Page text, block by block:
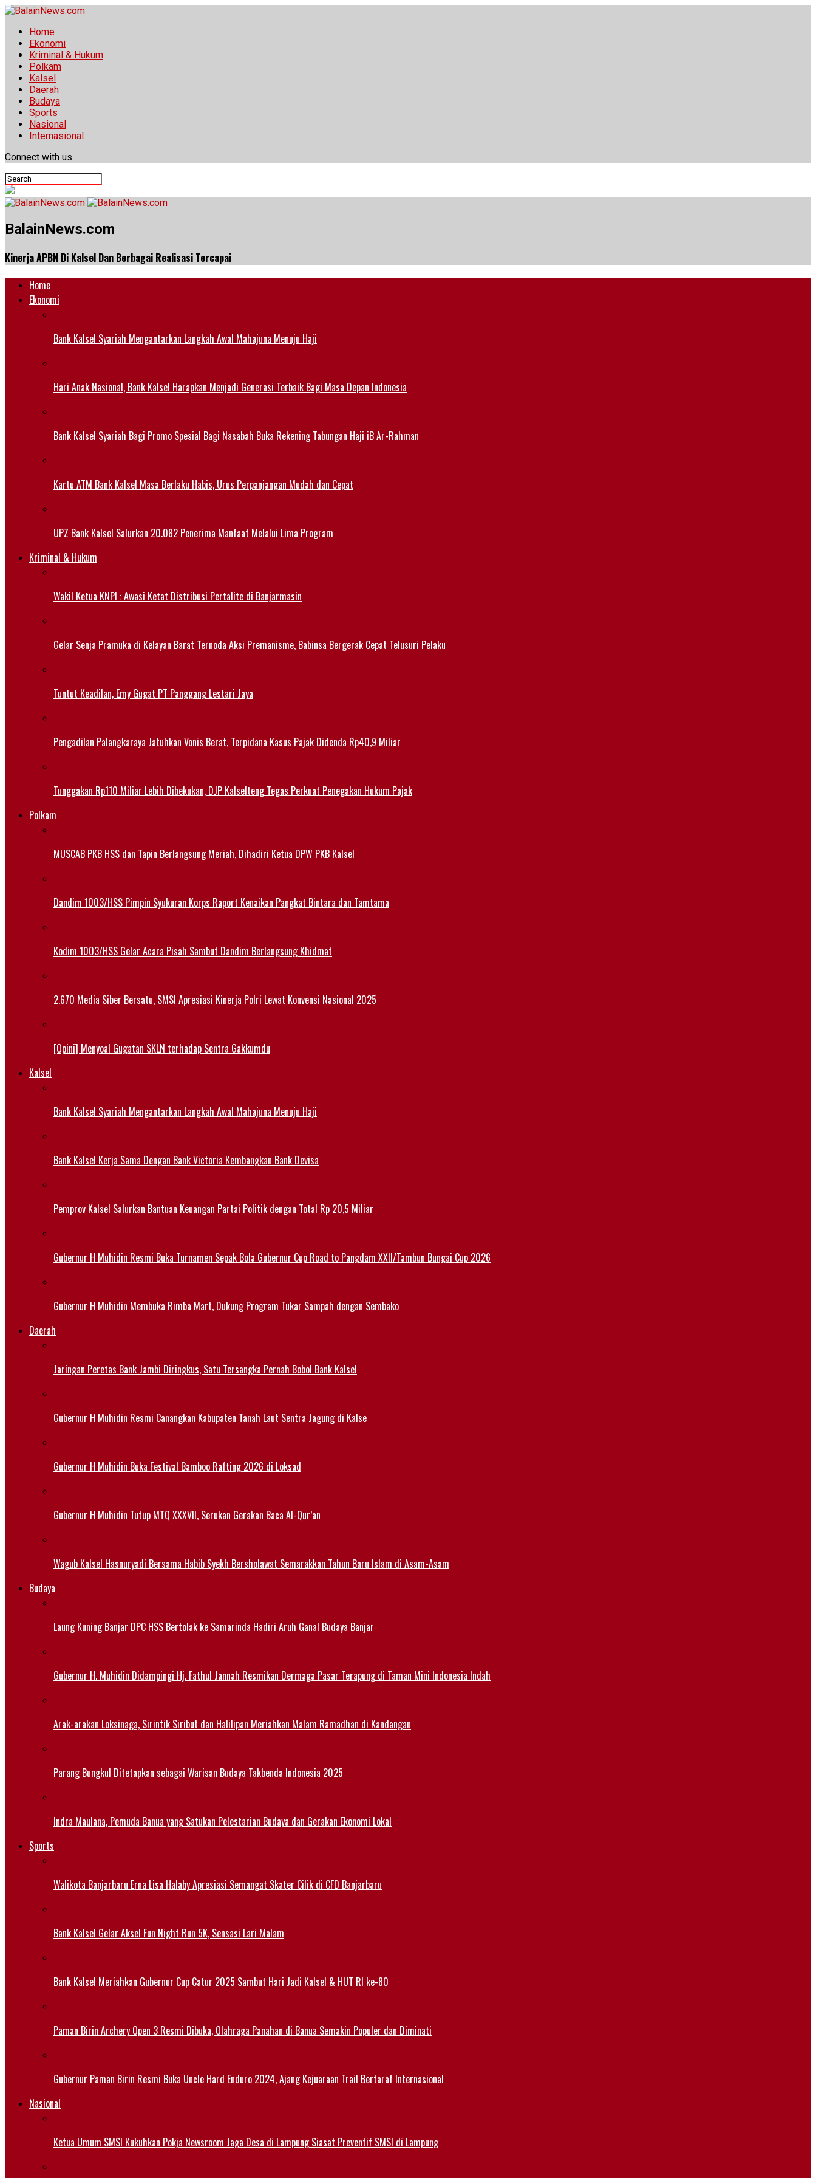
Home
Ekonomi
Kriminal & Hukum
Polkam
Kalsel
Daerah
Budaya
Sports
Nasional
Internasional
Connect with us
BalainNews.com
Kinerja APBN Di Kalsel Dan Berbagai Realisasi Tercapai
Home
Ekonomi
Bank Kalsel Syariah Mengantarkan Langkah Awal Mahajuna Menuju Haji
Hari Anak Nasional, Bank Kalsel Harapkan Menjadi Generasi Terbaik Bagi Masa Depan Indonesia
Bank Kalsel Syariah Bagi Promo Spesial Bagi Nasabah Buka Rekening Tabungan Haji iB Ar-Rahman
Kartu ATM Bank Kalsel Masa Berlaku Habis, Urus Perpanjangan Mudah dan Cepat
UPZ Bank Kalsel Salurkan 20.082 Penerima Manfaat Melalui Lima Program
Kriminal & Hukum
Wakil Ketua KNPI : Awasi Ketat Distribusi Pertalite di Banjarmasin
Gelar Senja Pramuka di Kelayan Barat Ternoda Aksi Premanisme, Babinsa Bergerak Cepat Telusuri Pelaku
Tuntut Keadilan, Emy Gugat PT Panggang Lestari Jaya
Pengadilan Palangkaraya Jatuhkan Vonis Berat, Terpidana Kasus Pajak Didenda Rp40,9 Miliar
Tunggakan Rp110 Miliar Lebih Dibekukan, DJP Kalselteng Tegas Perkuat Penegakan Hukum Pajak
Polkam
MUSCAB PKB HSS dan Tapin Berlangsung Meriah, Dihadiri Ketua DPW PKB Kalsel
Dandim 1003/HSS Pimpin Syukuran Korps Raport Kenaikan Pangkat Bintara dan Tamtama
Kodim 1003/HSS Gelar Acara Pisah Sambut Dandim Berlangsung Khidmat
2.670 Media Siber Bersatu, SMSI Apresiasi Kinerja Polri Lewat Konvensi Nasional 2025
[Opini] Menyoal Gugatan SKLN terhadap Sentra Gakkumdu
Kalsel
Bank Kalsel Syariah Mengantarkan Langkah Awal Mahajuna Menuju Haji
Bank Kalsel Kerja Sama Dengan Bank Victoria Kembangkan Bank Devisa
Pemprov Kalsel Salurkan Bantuan Keuangan Partai Politik dengan Total Rp 20,5 Miliar
Gubernur H Muhidin Resmi Buka Turnamen Sepak Bola Gubernur Cup Road to Pangdam XXII/Tambun Bungai Cup 2026
Gubernur H Muhidin Membuka Rimba Mart, Dukung Program Tukar Sampah dengan Sembako
Daerah
Jaringan Peretas Bank Jambi Diringkus, Satu Tersangka Pernah Bobol Bank Kalsel
Gubernur H Muhidin Resmi Canangkan Kabupaten Tanah Laut Sentra Jagung di Kalse
Gubernur H Muhidin Buka Festival Bamboo Rafting 2026 di Loksad
Gubernur H Muhidin Tutup MTQ XXXVII, Serukan Gerakan Baca Al-Qur’an
Wagub Kalsel Hasnuryadi Bersama Habib Syekh Bersholawat Semarakkan Tahun Baru Islam di Asam-Asam
Budaya
Laung Kuning Banjar DPC HSS Bertolak ke Samarinda Hadiri Aruh Ganal Budaya Banjar
Gubernur H. Muhidin Didampingi Hj. Fathul Jannah Resmikan Dermaga Pasar Terapung di Taman Mini Indonesia Indah
Arak-arakan Loksinaga, Sirintik Siribut dan Halilipan Meriahkan Malam Ramadhan di Kandangan
Parang Bungkul Ditetapkan sebagai Warisan Budaya Takbenda Indonesia 2025
Indra Maulana, Pemuda Banua yang Satukan Pelestarian Budaya dan Gerakan Ekonomi Lokal
Sports
Walikota Banjarbaru Erna Lisa Halaby Apresiasi Semangat Skater Cilik di CFD Banjarbaru
Bank Kalsel Gelar Aksel Fun Night Run 5K, Sensasi Lari Malam
Bank Kalsel Meriahkan Gubernur Cup Catur 2025 Sambut Hari Jadi Kalsel & HUT RI ke-80
Paman Birin Archery Open 3 Resmi Dibuka, Olahraga Panahan di Banua Semakin Populer dan Diminati
Gubernur Paman Birin Resmi Buka Uncle Hard Enduro 2024, Ajang Kejuaraan Trail Bertaraf Internasional
Nasional
Ketua Umum SMSI Kukuhkan Pokja Newsroom Jaga Desa di Lampung Siasat Preventif SMSI di Lampung